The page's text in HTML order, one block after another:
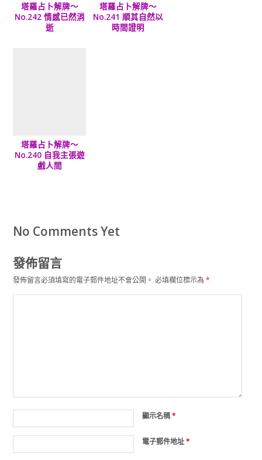
塔羅占卜解牌～
No.242 情感已然消
逝
塔羅占卜解牌～
No.241 順其自然以
時間證明
塔羅占卜解牌～
No.240 自我主張遊
戲人間
No Comments Yet
發佈留言
發佈留言必須填寫的電子郵件地址不會公開。 必填欄位標示為*
顯示名稱*
電子郵件地址*